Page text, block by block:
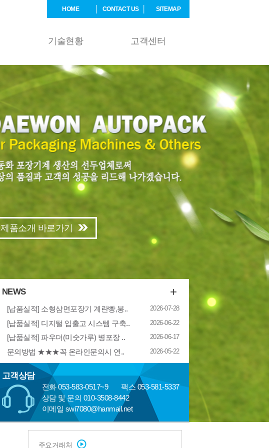
HOME CONTACT US SITEMAP
기술현황 고객센터
제품소개 바로가기
NEWS +
[납품실적] 소형삼면포장기 계란빵,붕.. 2026-07-28
[납품실적] 디지털 입출고 시스템 구축.. 2026-06-22
[납품실적] 파우더(미숫가루) 병포장 .. 2026-06-17
문의방법 ★★★꼭 온라인문의시 연.. 2026-05-22
고객상담
전화 053-583-0517~9
팩스 053-581-5337
상담 및 문의 010-3508-8442
이메일 swi7080@hanmail.net
주요거래처